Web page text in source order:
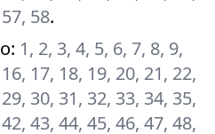
58.
: 1, 2, 3, 4, 5, 6, 7, 8, 9,
17, 18, 19, 20, 21, 22,
30, 31, 32, 33, 34, 35,
43, 44, 45, 46, 47, 48,